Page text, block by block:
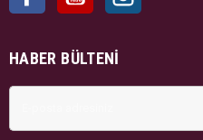
HABER BÜLTENI